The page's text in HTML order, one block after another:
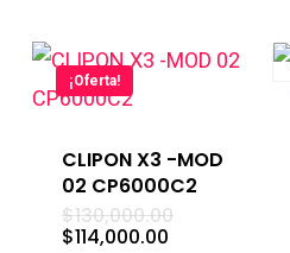
$130,000.00.
$114,000.00.
¡Oferta!
CLIPON X3 -MOD
02 CP6000C2
$130,000.00El
$114,000.00El